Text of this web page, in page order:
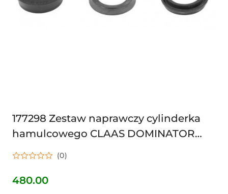
177298 Zestaw naprawczy cylinderka
hamulcowego CLAAS DOMINATOR
JAGUAR FAG
(0)
Cena:
480.00